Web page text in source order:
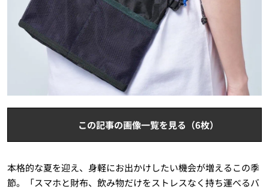
この記事の画像一覧を見る（6枚）
本格的な夏を迎え、身軽にお出かけしたい機会が増えるこの季
節。「スマホと財布、飲み物だけをストレスなく持ち運べるバ